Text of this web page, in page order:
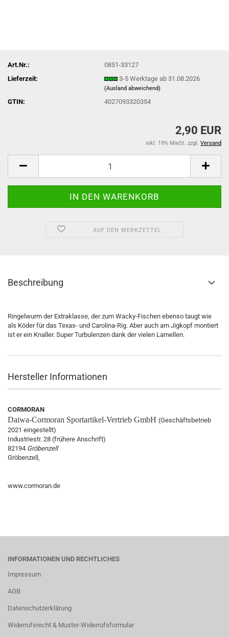
Art.Nr.:
0851-33127
Lieferzeit:
3-5 Werktage ab 31.08.2026
(Ausland abweichend)
GTIN: 4027093320354
2,90 EUR
inkl. 19% MwSt. zzgl. Versand
AUF DEN MERKZETTEL
Beschreibung
Ringelwurm der Extraklasse, der zum Wacky-Fischen ebenso taugt wie
als Köder für das Texas- und Carolina-Rig. Aber auch am Jigkopf montiert
ist er ein Knaller. Super Turbulenzen dank der vielen Lamellen.
Hersteller Informationen
CORMORAN
Daiwa-Cormoran Sportartikel-Vertrieb GmbH (Geschäftsbetrieb
2021 eingestellt)
Industriestr. 28 (frühere Anschrift)
82194 Gröbenzell
Gröbenzell,
www.cormoran.de
INFORMATIONEN UND RECHTLICHES
Impressum
AGB
Datenschutzerklärung
Widerrufsrecht & Muster-Widerrufsformular